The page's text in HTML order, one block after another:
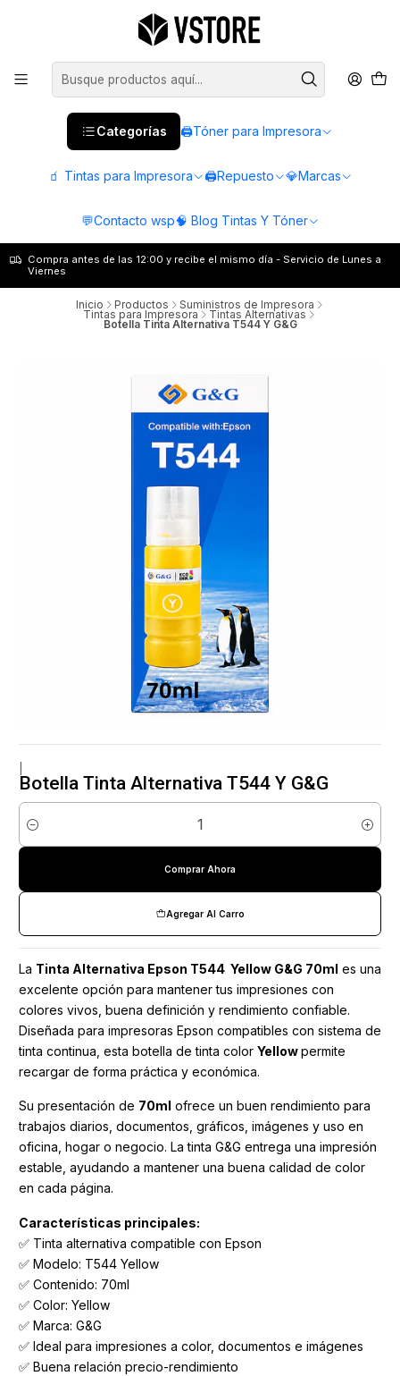
Categorías 🖨️Tóner para Impresora
🧃 Tintas para Impresora 🖨️Repuesto 💎Marcas
💬Contacto wsp🧠 Blog Tintas Y Tóner
Compra antes de las 12:00 y recibe el mismo día - Servicio de Lunes a
Viernes
Inicio Productos Suministros de Impresora
Tintas para Impresora Tintas Alternativas
Botella Tinta Alternativa T544 Y G&G
Botella Tinta Alternativa T544 Y G&G
Cantidad
Agregar Al Carro
Comprar Ahora
La Tinta Alternativa Epson T544 Yellow G&G 70ml es una
excelente opción para mantener tus impresiones con
colores vivos, buena definición y rendimiento confiable.
Diseñada para impresoras Epson compatibles con sistema de
tinta continua, esta botella de tinta color Yellowpermite
recargar de forma práctica y económica.
Su presentación de 70ml ofrece un buen rendimiento para
trabajos diarios, documentos, gráficos, imágenes y uso en
oficina, hogar o negocio. La tinta G&G entrega una impresión
estable, ayudando a mantener una buena calidad de color
en cada página.
Características principales:
✅ Tinta alternativa compatible con Epson
✅ Modelo: T544 Yellow
✅ Contenido: 70ml
✅ Color: Yellow
✅ Marca: G&G
✅ Ideal para impresiones a color, documentos e imágenes
✅ Buena relación precio-rendimiento